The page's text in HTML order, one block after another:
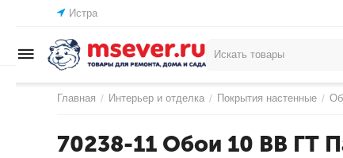
Истра
Главная / Интерьер и отделка / Покрытия настенные /
70238-11 Обои 10 ВВ ГТ